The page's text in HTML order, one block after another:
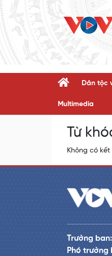
Dân tộc
Multimedia
Từ
Không có
Trưởng ban:
Phó trưởng